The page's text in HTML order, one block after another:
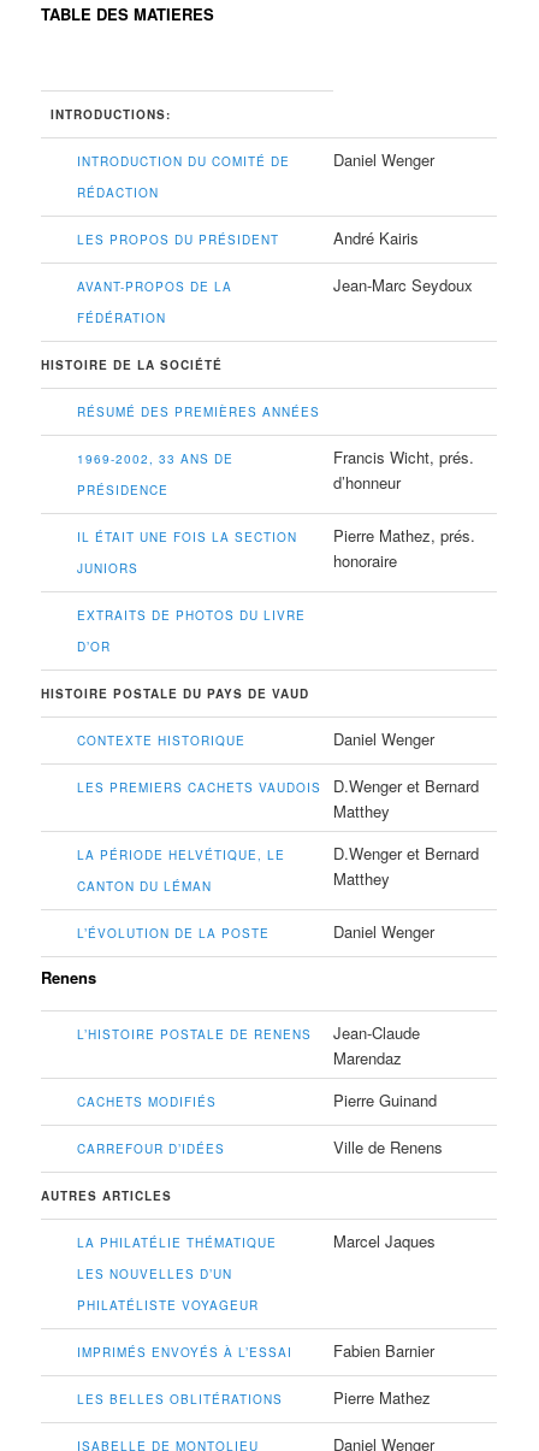
TABLE DES MATIERES
INTRODUCTIONS:
INTRODUCTION DU COMITÉ DE
RÉDACTION
Daniel Wenger
LES PROPOS DU PRÉSIDENT André Kairis
AVANT-PROPOS DE LA
FÉDÉRATION
Jean-Marc Seydoux
HISTOIRE DE LA SOCIÉTÉ
RÉSUMÉ DES PREMIÈRES ANNÉES
1969-2002, 33 ANS DE
PRÉSIDENCE
Francis Wicht, prés.
d’honneur
IL ÉTAIT UNE FOIS LA SECTION
JUNIORS
Pierre Mathez, prés.
honoraire
EXTRAITS DE PHOTOS DU LIVRE
D’OR
HISTOIRE POSTALE DU PAYS DE VAUD
CONTEXTE HISTORIQUE Daniel Wenger
LES PREMIERS CACHETS VAUDOIS
D.Wenger et Bernard
Matthey
LA PÉRIODE HELVÉTIQUE, LE
CANTON DU LÉMAN
D.Wenger et Bernard
Matthey
L’ÉVOLUTION DE LA POSTE
Daniel Wenger
Renens
L’HISTOIRE POSTALE DE RENENS
Jean-Claude
Marendaz
CACHETS MODIFIÉS Pierre Guinand
CARREFOUR D’IDÉES Ville de Renens
AUTRES ARTICLES
LA PHILATÉLIE THÉMATIQUE
LES NOUVELLES D’UN
PHILATÉLISTE VOYAGEUR
Marcel Jaques
IMPRIMÉS ENVOYÉS À L’ESSAI Fabien Barnier
LES BELLES OBLITÉRATIONS Pierre Mathez
ISABELLE DE MONTOLIEU Daniel Wenger